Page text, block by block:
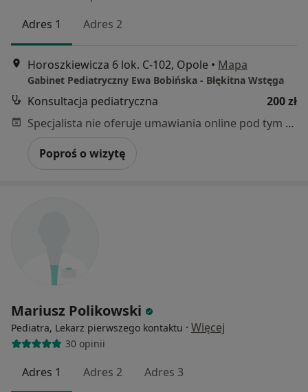
Adres 1 Adres 2
Horoszkiewicza 6 lok. C-102, Opole • Mapa
Gabinet Pediatryczny Ewa Bobińska - Błękitna Wstęga
Konsultacja pediatryczna
200 zł
Specjalista nie oferuje umawiania online pod tym adresem.
Poproś o wizytę
Mariusz Polikowski
Pediatra, Lekarz pierwszego kontaktu · Więcej
30 opinii
Adres 1 Adres 2 Adres 3